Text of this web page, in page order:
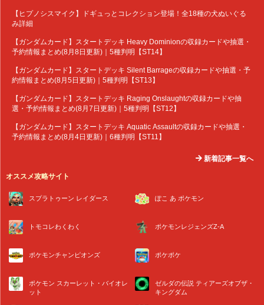
【ヒプノシスマイク】ドギュっとコレクション登場！全18種の犬ぬいぐる
み詳細
【ガンダムカード】スタートデッキ Heavy Dominionの収録カードや抽選・
予約情報まとめ(8月8日更新)｜5種判明【ST14】
【ガンダムカード】スタートデッキ Silent Barrageの収録カードや抽選・予
約情報まとめ(8月5日更新)｜5種判明【ST13】
【ガンダムカード】スタートデッキ Raging Onslaughtの収録カードや抽
選・予約情報まとめ(8月7日更新)｜5種判明【ST12】
【ガンダムカード】スタートデッキ Aquatic Assaultの収録カードや抽選・
予約情報まとめ(8月4日更新)｜6種判明【ST11】
新着記事一覧へ
オススメ攻略サイト
スプラトゥーン レイダース ぽこ あ ポケモン
トモコレわくわく ポケモンレジェンズZ-A
ポケモンチャンピオンズ ポケポケ
ポケモン スカーレット・バイオレ
ット
ゼルダの伝説 ティアーズオブザ・
キングダム